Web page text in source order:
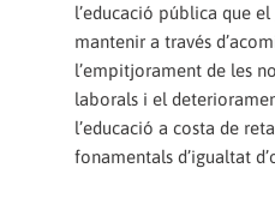
l’educació pública que
mantenir a través
l’empitjorament de les
laborals i el
l’educació a costa de
fonamentals d’igualtat